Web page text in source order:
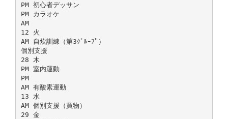
PM 初心者デッサン
PM カラオケ
AM
12 火
AM 自炊訓練（第3ｸﾞﾙｰﾌﾟ）
個別支援
28 木
PM 室内運動
PM
AM 有酸素運動
13 水
AM 個別支援（買物）
29 金